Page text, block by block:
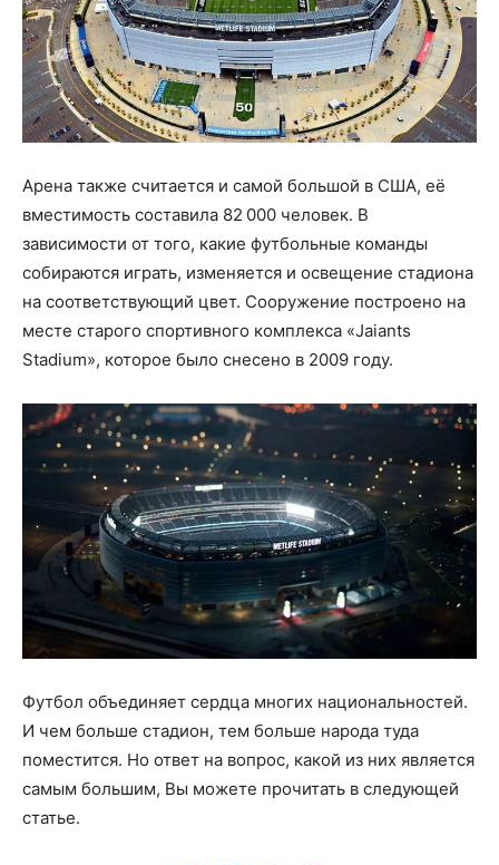
Арена также считается и самой большой в США, её
вместимость составила 82 000 человек. В
зависимости от того, какие футбольные команды
собираются играть, изменяется и освещение стадиона
на соответствующий цвет. Сооружение построено на
месте старого спортивного комплекса «Jaiants
Stadium», которое было снесено в 2009 году.
Футбол объединяет сердца многих национальностей.
И чем больше стадион, тем больше народа туда
поместится. Но ответ на вопрос, какой из них является
самым большим, Вы можете прочитать в следующей
статье.